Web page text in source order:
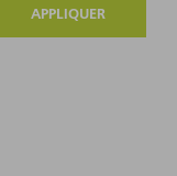
APPLIQUER